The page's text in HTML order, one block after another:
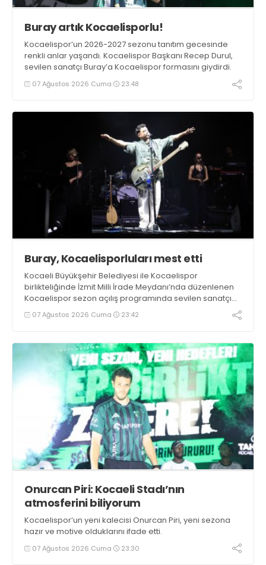
Buray artık Kocaelisporlu!
Kocaelispor’un 2026-2027 sezonu tanıtım gecesinde
renkli anlar yaşandı. Kocaelispor Başkanı Recep Durul,
sevilen sanatçı Buray’a Kocaelispor formasını giydirdi.
07 Ağustos 2026 Cuma 23:48
Buray, Kocaelisporluları mest etti
Kocaeli Büyükşehir Belediyesi ile Kocaelispor
birlikteliğinde İzmit Milli İrade Meydanı’nda düzenlenen
Kocaelispor sezon açılış programında sevilen sanatçı
Buray, verdiği konserle meydanı inletti.
07 Ağustos 2026 Cuma 23:42
Onurcan Piri: Kocaeli Stadı’nın
atmosferini biliyorum
Kocaelispor’un yeni kalecisi Onurcan Piri, yeni sezona
hazır ve motive olduklarını ifade etti.
07 Ağustos 2026 Cuma 23:30